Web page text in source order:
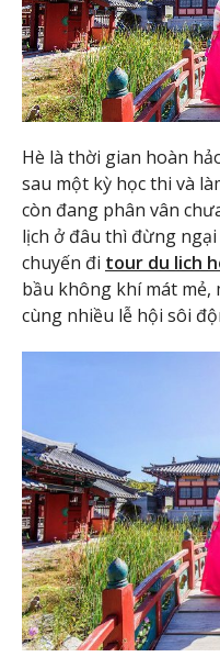
Hè là thời gian hoàn
sau một kỳ học thi và
còn đang phân vân
lịch ở đâu thì đừng
chuyến đi tour du lich
bầu không khí mát mẻ,
cùng nhiều lễ hội sôi